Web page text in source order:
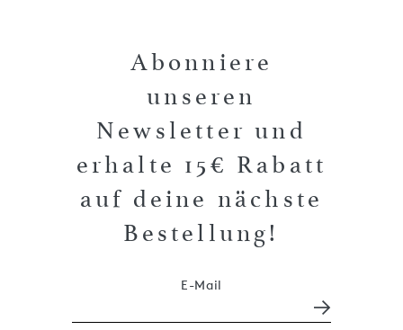
Abonniere
unseren
Newsletter und
erhalte 15€ Rabatt
auf deine nächste
Bestellung!
E-Mail